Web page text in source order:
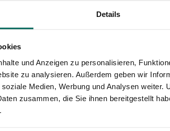
Details
und Anzeigen zu personalisieren,
zu analysieren. Außerdem geben wir
Medien, Werbung und Analysen weiter.
zusammen, die Sie ihnen bereitgestellt